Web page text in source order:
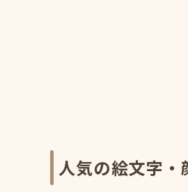
人気の絵文字・